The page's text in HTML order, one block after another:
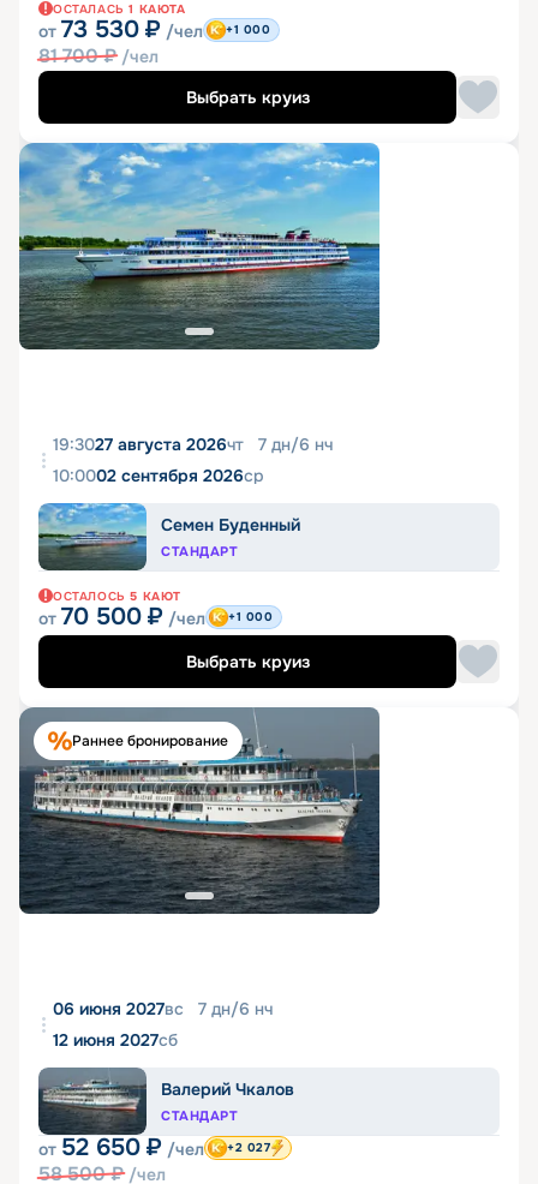
ОСТАЛАСЬ 1 КАЮТА
от 73 530 ₽ /чел
81 700₽ /чел
+1 000
Выбрать круиз
19:3027 августа 2026чт 7 дн/6 нч
10:0002 сентября 2026ср
Семен Буденный
СТАНДАРТ
ОСТАЛОСЬ 5 КАЮТ
от 70 500 ₽ /чел +1 000
Выбрать круиз
Раннее бронирование
06 июня 2027вс 7 дн/6 нч
12 июня 2027сб
Валерий Чкалов
СТАНДАРТ
от 52 650 ₽ /чел
58 500₽ /чел
+2 027